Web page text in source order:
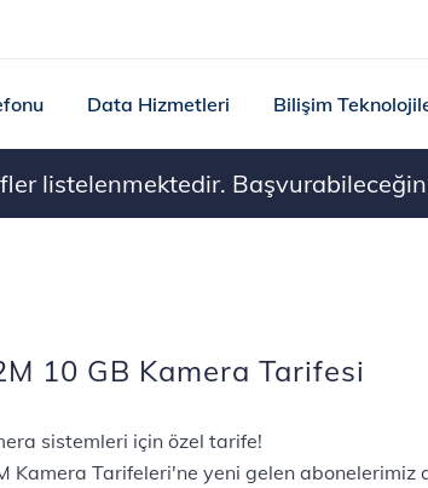
Data Hizmetleri Bilişim
listelenmektedir.
10 GB Kamera Tarifesi
sistemleri için özel tarife!
Kamera Tarifeleri'ne yeni gelen